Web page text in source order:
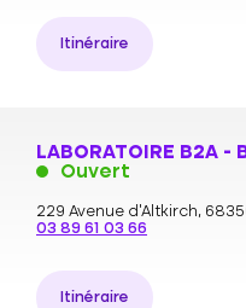
Itinéraire
LABORATOIRE B2A -
Ouvert
229 Avenue d'Altkirch,
03 89 61 03 66
Itinéraire